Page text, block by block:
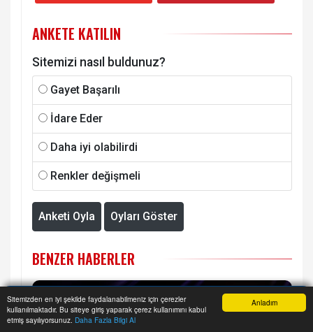
Anladım
Sitemizden en iyi şekilde faydalanabilmeniz için çerezler
kullanılmaktadır. Bu siteye giriş yaparak çerez kullanımını kabul
etmiş sayılıyorsunuz. Daha Fazla Bilgi Al
ANKETE KATILIN
Sitemizi nasıl buldunuz?
Gayet Başarılı
İdare Eder
Daha iyi olabilirdi
Renkler değişmeli
Anketi Oyla Oyları Göster
BENZER HABERLER
Anasayfa Yazarlar Haber Ara İhbar Hattı Menu